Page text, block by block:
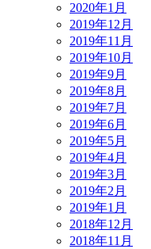
2020年1月
2019年12月
2019年11月
2019年10月
2019年9月
2019年8月
2019年7月
2019年6月
2019年5月
2019年4月
2019年3月
2019年2月
2019年1月
2018年12月
2018年11月